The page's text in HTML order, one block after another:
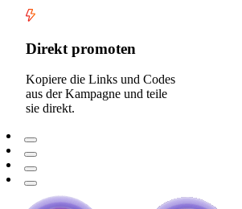
Direkt promoten
Kopiere die Links und Codes
aus der Kampagne und teile
sie direkt.